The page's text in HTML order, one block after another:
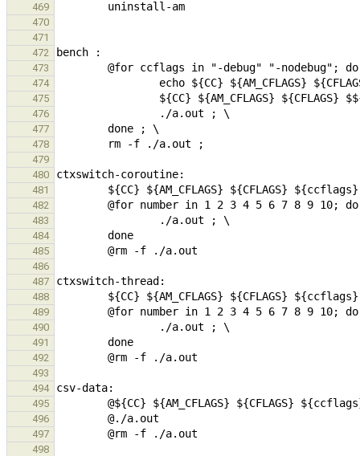
469
470
471
472
473
474
475
476
477
478
479
480
481
482
483
484
485
486
487
488
489
490
491
492
493
494
495
496
497
498